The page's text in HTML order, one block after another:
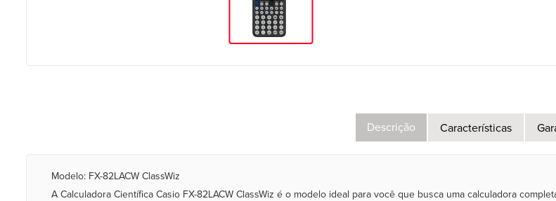
Descrição Características
Modelo: FX-82LACW ClassWiz
A Calculadora Científica Casio FX-82LACW ClassWiz é o modelo ideal para você que busca uma calculadora